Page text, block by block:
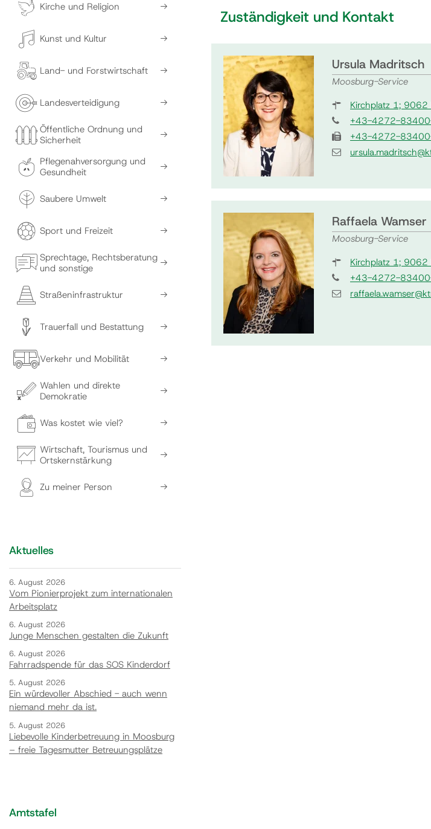
Zuständigkeit und Kontakt
Ursula Madritsch
Moosburg-Service
Kirchplatz 1; 9062
+43-4272-
+43-4272-
Raffaela Wamser
Moosburg-Service
Kirchplatz 1; 9062
+43-4272-
Kirche und Religion
Kunst und Kultur
Land- und Forstwirtschaft
Landesverteidigung
Öffentliche Ordnung und
Sicherheit
Pflegenahversorgung und
Gesundheit
Saubere Umwelt
Sport und Freizeit
Sprechtage, Rechtsberatung
und sonstige
Straßeninfrastruktur
Trauerfall und Bestattung
Verkehr und Mobilität
Wahlen und direkte
Demokratie
Was kostet wie viel?
Wirtschaft, Tourismus und
Ortskernstärkung
Zu meiner Person
Aktuelles
6. August 2026
Vom Pionierprojekt zum internationalen
Arbeitsplatz
6. August 2026
Junge Menschen gestalten die Zukunft
6. August 2026
Fahrradspende für das SOS Kinderdorf
5. August 2026
Ein würdevoller Abschied - auch wenn
niemand mehr da ist.
5. August 2026
Liebevolle Kinderbetreuung in Moosburg
– freie Tagesmutter Betreuungsplätze
Amtstafel